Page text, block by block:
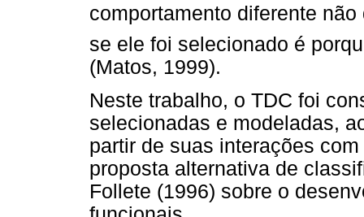
comportamento diferente
se ele foi selecionado é
(Matos, 1999).
Neste trabalho, o TDC foi
selecionadas e modeladas,
partir de suas interações
proposta alternativa de
Follete (1996) sobre o